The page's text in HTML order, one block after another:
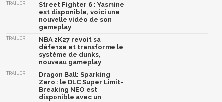
TRAILER
Street Fighter 6 : Yasmine
est disponible, voici une
nouvelle vidéo de son
gameplay
TRAILER
NBA 2K27 revoit sa
défense et transforme le
système de dunks,
nouveau gameplay
TRAILER
Dragon Ball: Sparking!
Zero : le DLC Super Limit-
Breaking NEO est
disponible avec un